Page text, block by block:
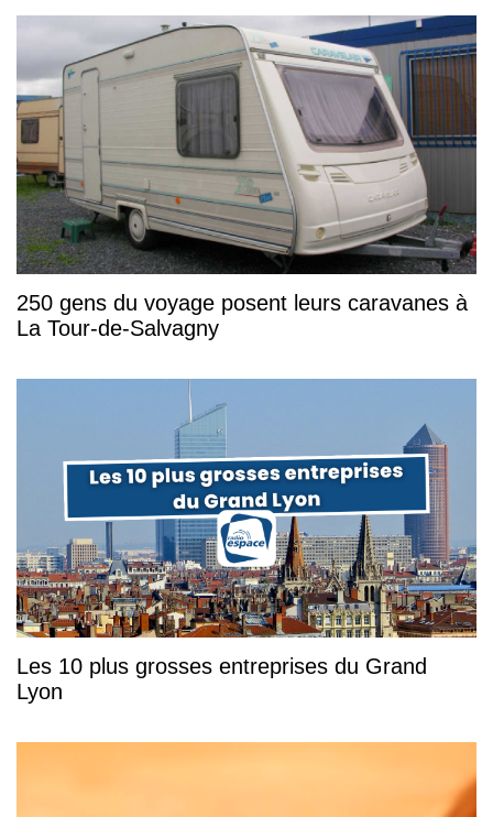
250 gens du voyage posent leurs caravanes à
La Tour-de-Salvagny
Les 10 plus grosses entreprises du Grand
Lyon